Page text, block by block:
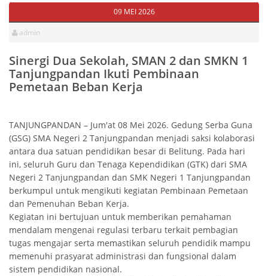
09 MEI 2026
admin
Sinergi Dua Sekolah, SMAN 2 dan SMKN 1
Tanjungpandan Ikuti Pembinaan
Pemetaan Beban Kerja
TANJUNGPANDAN – Jum'at 08 Mei 2026. Gedung Serba Guna
(GSG) SMA Negeri 2 Tanjungpandan menjadi saksi kolaborasi
antara dua satuan pendidikan besar di Belitung. Pada hari
ini, seluruh Guru dan Tenaga Kependidikan (GTK) dari SMA
Negeri 2 Tanjungpandan dan SMK Negeri 1 Tanjungpandan
berkumpul untuk mengikuti kegiatan Pembinaan Pemetaan
dan Pemenuhan Beban Kerja.
Kegiatan ini bertujuan untuk memberikan pemahaman
mendalam mengenai regulasi terbaru terkait pembagian
tugas mengajar serta memastikan seluruh pendidik mampu
memenuhi prasyarat administrasi dan fungsional dalam
sistem pendidikan nasional.